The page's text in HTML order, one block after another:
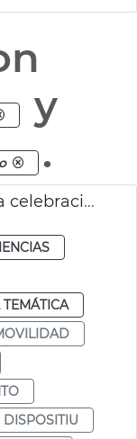
y
.
Dispositivo de tráfico para la celebración del Año Nuevo Chino
DISPOSITIU